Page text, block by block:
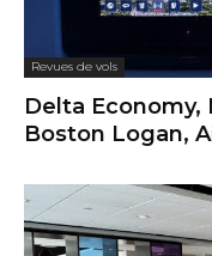
Revues de vols
Delta Economy,
Boston Logan,